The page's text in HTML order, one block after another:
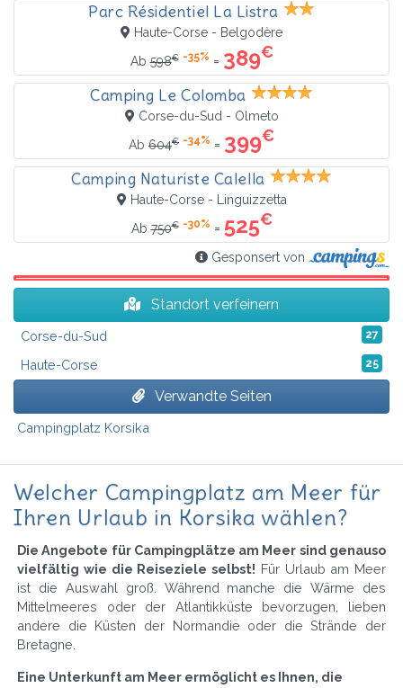
Parc Résidentiel La Listra
Haute-Corse - Belgodère
Ab598€ -35% = 389€
Camping Le Colomba
Corse-du-Sud - Olmeto
Ab 604€ -34% = 399€
Camping Naturiste Calella
Haute-Corse - Linguizzetta
Ab750€ -30% = 525€
Gesponsert von
Standort verfeinern
Corse-du-Sud 27
Haute-Corse 25
Verwandte Seiten
Campingplatz Korsika
Welcher Campingplatz am Meer für
Ihren Urlaub in Korsika wählen?
Die Angebote für Campingplätze am Meer sind genauso
vielfältig wie die Reiseziele selbst! Für Urlaub am Meer
ist die Auswahl groß. Während manche die Wärme des
Mittelmeeres oder der Atlantikküste bevorzugen, lieben
andere die Küsten der Normandie oder die Strände der
Bretagne.
Eine Unterkunft am Meer ermöglicht es Ihnen, die